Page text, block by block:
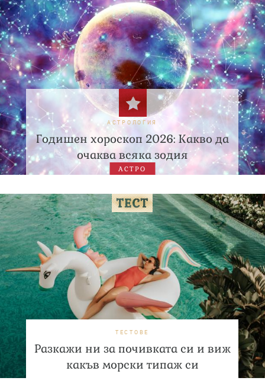
АСТРОЛОГИЯ
Годишен хороскоп 2026: Какво да
очаква всяка зодия
АСТРО
ТЕСТОВЕ
Разкажи ни за почивката си и виж
какъв морски типаж си